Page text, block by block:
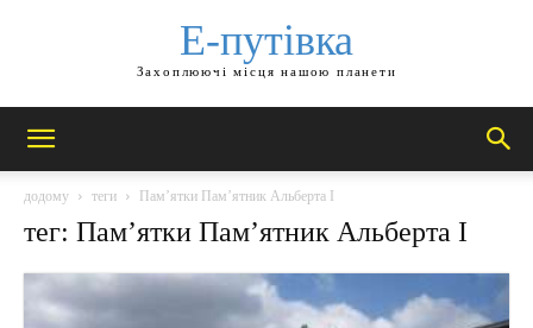
Е-путівка
Захоплюючі місця нашою планети
додому теги Пам’ятки Пам’ятник Альберта I
тег: Пам’ятки Пам’ятник Альберта I